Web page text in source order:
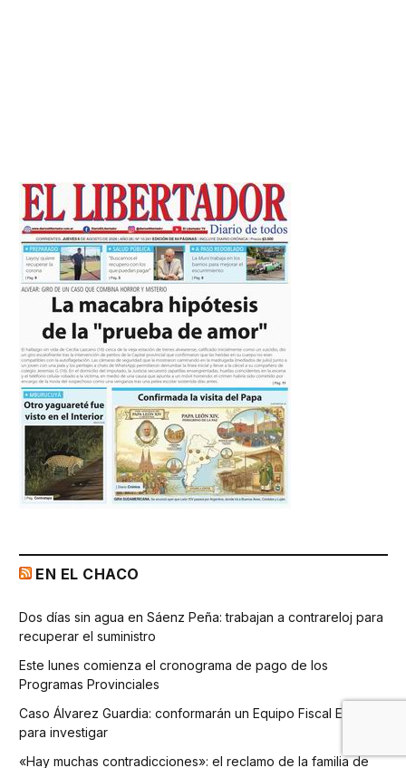
EN EL CHACO
Dos días sin agua en Sáenz Peña: trabajan a contrareloj para
recuperar el suministro
Este lunes comienza el cronograma de pago de los
Programas Provinciales
Caso Álvarez Guardia: conformarán un Equipo Fiscal Especial
para investigar
«Hay muchas contradicciones»: el reclamo de la familia de